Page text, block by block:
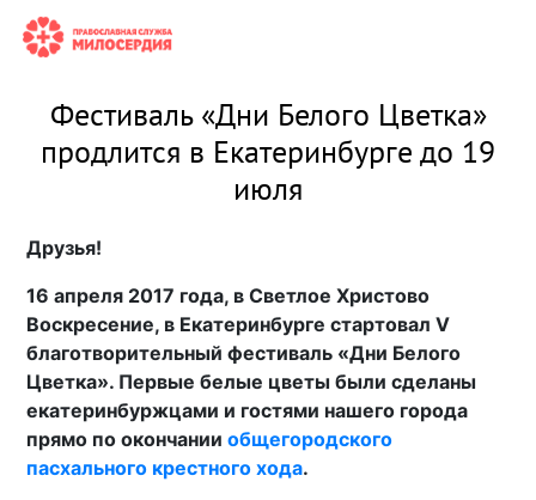
Фестиваль «Дни Белого Цветка»
продлится в Екатеринбурге до 19
июля
Друзья!
16 апреля 2017 года, в Светлое Христово
Воскресение, в Екатеринбурге стартовал V
благотворительный фестиваль «Дни Белого
Цветка». Первые белые цветы были сделаны
екатеринбуржцами и гостями нашего города
прямо по окончанииобщегородского
пасхального крестного хода.